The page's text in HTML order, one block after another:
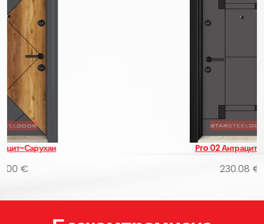
Pro 02 Антрацит-Черен